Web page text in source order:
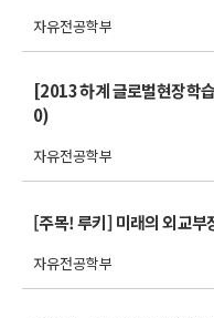
자유전공학부
[2013 하계 글로벌현장학
0)
자유전공학부
[주목! 루키] 미래의 외교
자유전공학부